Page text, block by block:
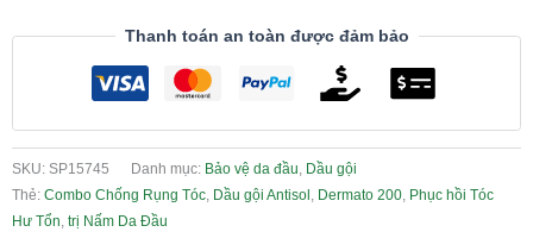
Thanh toán an toàn được đảm bảo
SKU: SP15745 Danh mục: Bảo vệ da đầu, Dầu gội
Thẻ: Combo Chống Rụng Tóc, Dầu gội Antisol , Dermato 200, Phục hồi Tóc
Hư Tổn, trị Nấm Da Đầu